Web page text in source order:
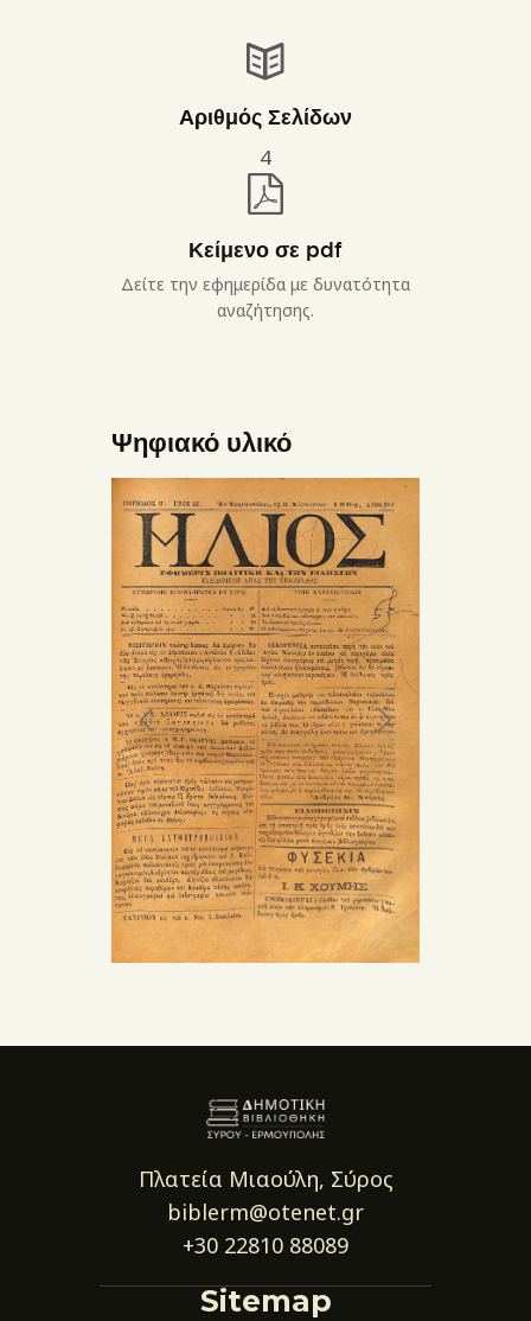
Αριθμός Σελίδων
4
Κείμενο σε pdf
Δείτε την εφημερίδα με δυνατότητα
αναζήτησης.
Ψηφιακό υλικό
Πλατεία Μιαούλη, Σύρος
biblerm@otenet.gr
+30 22810 88089
Sitemap